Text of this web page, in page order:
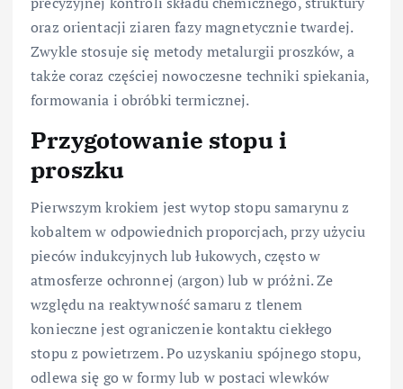
oraz orientacji ziaren fazy magnetycznie twardej.
Zwykle stosuje się metody metalurgii proszków, a
także coraz częściej nowoczesne techniki spiekania,
formowania i obróbki termicznej.
Przygotowanie stopu i
proszku
Pierwszym krokiem jest wytop stopu samarynu z
kobaltem w odpowiednich proporcjach, przy użyciu
pieców indukcyjnych lub łukowych, często w
atmosferze ochronnej (argon) lub w próżni. Ze
względu na reaktywność samaru z tlenem
konieczne jest ograniczenie kontaktu ciekłego
stopu z powietrzem. Po uzyskaniu spójnego stopu,
odlewa się go w formy lub w postaci wlewków